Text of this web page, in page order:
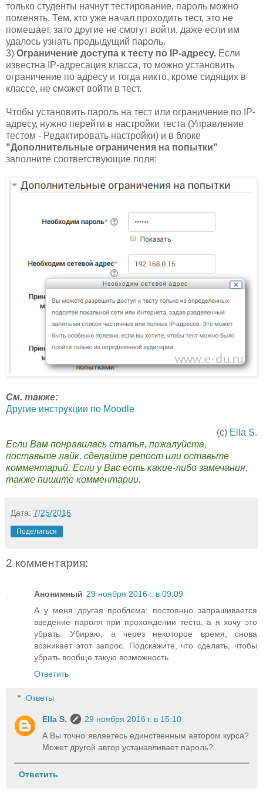
только студенты начнут тестирование, пароль можно
поменять. Тем, кто уже начал проходить тест, это не
помешает, зато другие не смогут войти, даже если им
удалось узнать предыдущий пароль.
3) Ограничение доступа к тесту по IP-адресу. Если
известна IP-адресация класса, то можно установить
ограничение по адресу и тогда никто, кроме сидящих в
классе, не сможет войти в тест.
Чтобы установить пароль на тест или ограничение по IP-
адресу, нужно перейти в настройки теста (Управление
тестом - Редактировать настройки) и в блоке
"Дополнительные ограничения на попытки"
заполните соответствующие поля:
См. также:
Другие инструкции по Moodle
(с) Ella S.
Если Вам понравилась статья, пожалуйста,
поставьте лайк, сделайте репост или оставьте
комментарий. Если у Вас есть какие-либо замечания,
также пишите комментарии.
Дата: 7/25/2016
Поделиться
2 комментария:
Анонимный 29 ноября 2016 г. в 09:09
А у меня другая проблема: постоянно запрашивается
введение пароля при прохождении теста, а я хочу это
убрать. Убираю, а через некоторое время, снова
возникает этот запрос. Подскажите, что сделать, чтобы
убрать вообще такую возможность.
Ответить
Ответы
Ella S.
29 ноября 2016 г. в 15:10
А Вы точно являетесь единственным автором курса?
Может другой автор устанавливает пароль?
Ответить